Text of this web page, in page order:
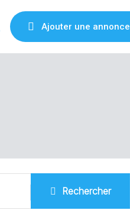
Ajouter une annonce
Rechercher